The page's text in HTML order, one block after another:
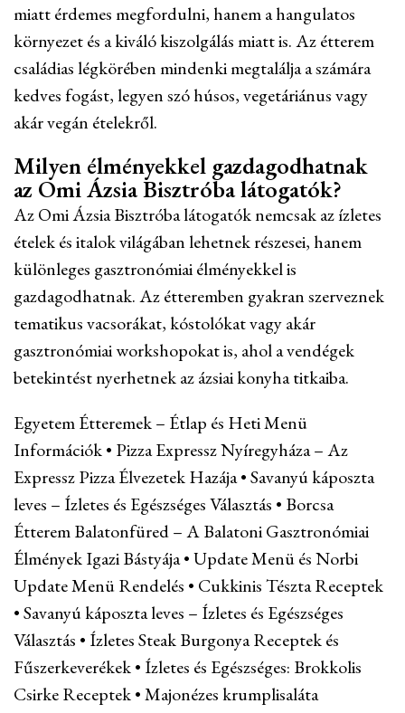
miatt érdemes megfordulni, hanem a hangulatos
környezet és a kiváló kiszolgálás miatt is. Az étterem
családias légkörében mindenki megtalálja a számára
kedves fogást, legyen szó húsos, vegetáriánus vagy
akár vegán ételekről.
Milyen élményekkel gazdagodhatnak
az Omi Ázsia Bisztróba látogatók?
Az Omi Ázsia Bisztróba látogatók nemcsak az ízletes
ételek és italok világában lehetnek részesei, hanem
különleges gasztronómiai élményekkel is
gazdagodhatnak. Az étteremben gyakran szerveznek
tematikus vacsorákat, kóstolókat vagy akár
gasztronómiai workshopokat is, ahol a vendégek
betekintést nyerhetnek az ázsiai konyha titkaiba.
Egyetem Étteremek – Étlap és Heti Menü
Információk• Pizza Expressz Nyíregyháza – Az
Expressz Pizza Élvezetek Hazája•Savanyú káposzta
leves – Ízletes és Egészséges Választás • Borcsa
Étterem Balatonfüred – A Balatoni Gasztronómiai
Élmények Igazi Bástyája•Update Menü és Norbi
Update Menü Rendelés • Cukkinis Tészta Receptek
•Savanyú káposzta leves – Ízletes és Egészséges
Választás • Ízletes Steak Burgonya Receptek és
Fűszerkeverékek• Ízletes és Egészséges: Brokkolis
Csirke Receptek•Majonézes krumplisaláta